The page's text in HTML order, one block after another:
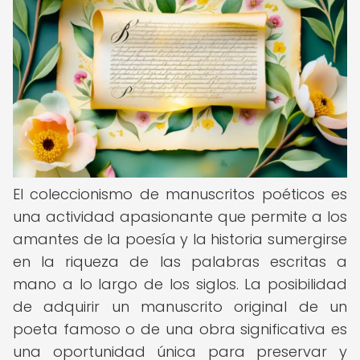
El coleccionismo de manuscritos poéticos es
una actividad apasionante que permite a los
amantes de la poesía y la historia sumergirse
en la riqueza de las palabras escritas a
mano a lo largo de los siglos. La posibilidad
de adquirir un manuscrito original de un
poeta famoso o de una obra significativa es
una oportunidad única para preservar y